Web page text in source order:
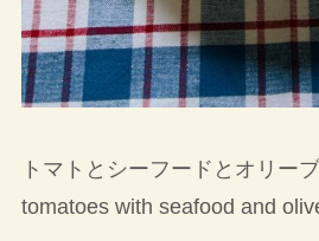
トマトとシーフードとオリー
tomatoes with seafood and